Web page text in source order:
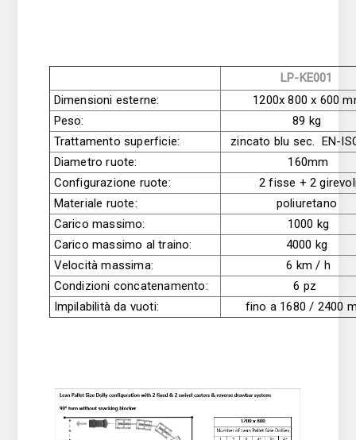
LP-KE001
Dimensioni esterne:
1200x 800 x 600
Peso:
89 kg
Trattamento superficie:
zincato blu sec. EN-
Diametro ruote:
160mm
Configurazione ruote:
2 fisse + 2
Materiale ruote:
poliuretano
Carico massimo:
1000 kg
Carico massimo al traino:
4000 kg
Velocità massima:
6 km / h
Condizioni concatenamento:
6 pz
Impilabilità da vuoti:
fino a 1680 / 2400